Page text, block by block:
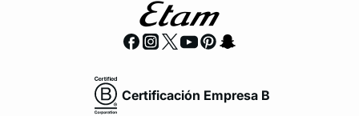
Certificación Empresa B